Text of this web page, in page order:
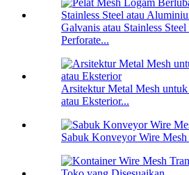
Galvanis atau Stainless
Perforate...
Arsitektur Metal Mesh
atau Eksterior...
Sabuk Konveyor Wire Mesh